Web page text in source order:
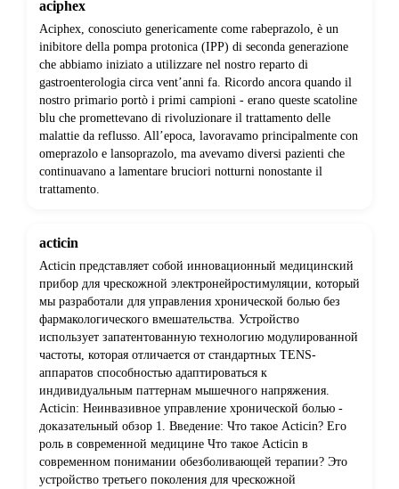
aciphex
Aciphex, conosciuto genericamente come rabeprazolo, è un
inibitore della pompa protonica (IPP) di seconda generazione
che abbiamo iniziato a utilizzare nel nostro reparto di
gastroenterologia circa vent’anni fa. Ricordo ancora quando il
nostro primario portò i primi campioni - erano queste scatoline
blu che promettevano di rivoluzionare il trattamento delle
malattie da reflusso. All’epoca, lavoravamo principalmente con
omeprazolo e lansoprazolo, ma avevamo diversi pazienti che
continuavano a lamentare bruciori notturni nonostante il
trattamento.
acticin
Acticin представляет собой инновационный медицинский
прибор для чрескожной электронейростимуляции, который
мы разработали для управления хронической болью без
фармакологического вмешательства. Устройство
использует запатентованную технологию модулированной
частоты, которая отличается от стандартных TENS-
аппаратов способностью адаптироваться к
индивидуальным паттернам мышечного напряжения.
Acticin: Неинвазивное управление хронической болью -
доказательный обзор 1. Введение: Что такое Acticin? Его
роль в современной медицине Что такое Acticin в
современном понимании обезболивающей терапии? Это
устройство третьего поколения для чрескожной